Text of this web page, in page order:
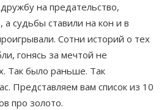
на предательство,
судьбы ставили на кон и в
Сотни историй о тех
гонясь за мечтой не
Так было раньше. Так
Представляем вам список из 10
про золото.